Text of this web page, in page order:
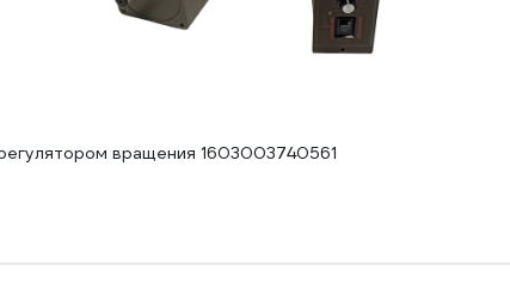
вращения 1603003740561